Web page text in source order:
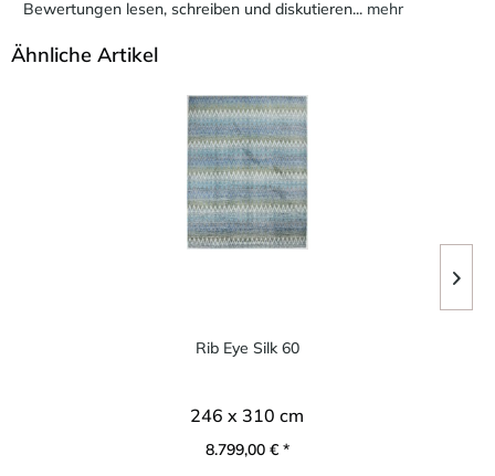
Bewertungen lesen, schreiben und diskutieren... mehr
Ähnliche Artikel
Rib Eye Silk 60
246 x 310 cm
8.799,00 € *